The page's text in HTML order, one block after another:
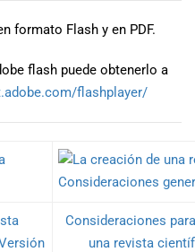
formato Flash y en PDF.
flash puede obtenerlo a
flashplayer/
Consideraciones
una revista